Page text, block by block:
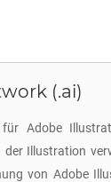
(.ai)
für Adobe
Illustration
von Adobe